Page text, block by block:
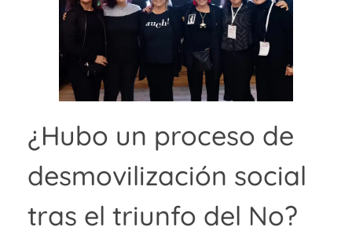
¿Hubo un proceso de
desmovilización social
tras el triunfo del No?